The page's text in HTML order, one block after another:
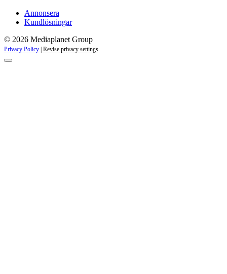
Annonsera
Kundlösningar
© 2026 Mediaplanet Group
Privacy Policy | Revise privacy settings